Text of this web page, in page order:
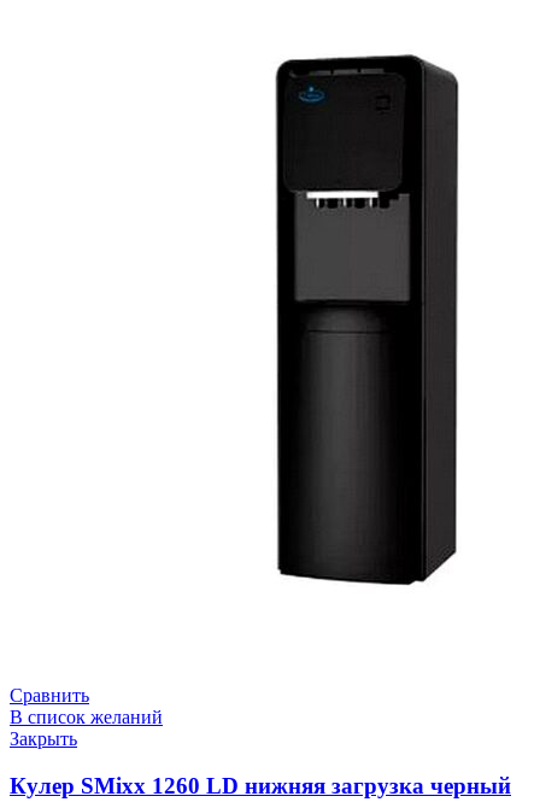
Сравнить
В список желаний
Закрыть
Кулер SMixx 1260 LD нижняя загрузка черный